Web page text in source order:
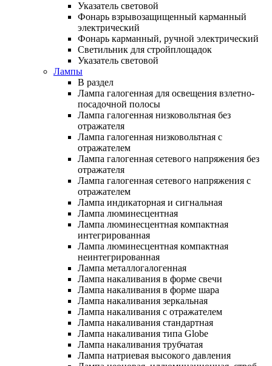
Указатель световой
Фонарь взрывозащищенный карманный
электрический
Фонарь карманный, ручной электрический
Светильник для стройплощадок
Указатель световой
Лампы
В раздел
Лампа галогенная для освещения взлетно-
посадочной полосы
Лампа галогенная низковольтная без
отражателя
Лампа галогенная низковольтная с
отражателем
Лампа галогенная сетевого напряжения без
отражателя
Лампа галогенная сетевого напряжения с
отражателем
Лампа индикаторная и сигнальная
Лампа люминесцентная
Лампа люминесцентная компактная
интегрированная
Лампа люминесцентная компактная
неинтегрированная
Лампа металлогалогенная
Лампа накаливания в форме свечи
Лампа накаливания в форме шара
Лампа накаливания зеркальная
Лампа накаливания с отражателем
Лампа накаливания стандартная
Лампа накаливания типа Globe
Лампа накаливания трубчатая
Лампа натриевая высокого давления